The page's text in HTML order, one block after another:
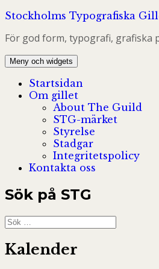
Hoppa
innehåll
Stockholms Typografiska
För god form, typografi, grafiska
Meny och widgets
Startsidan
Om gillet
About The Guild
STG-märket
Styrelse
Stadgar
Integritetspolicy
Kontakta oss
Sök på STG
Sök
efter:
Kalender